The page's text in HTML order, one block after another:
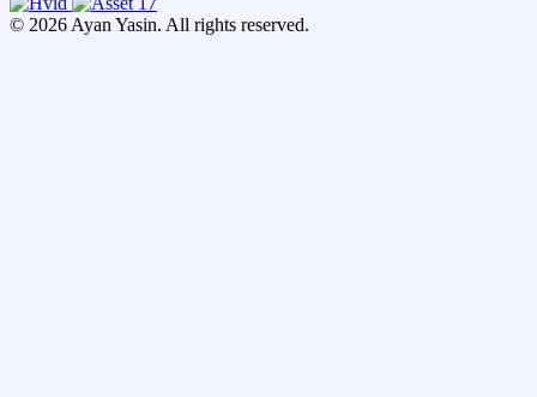
© 2026 Ayan Yasin. All rights reserved.